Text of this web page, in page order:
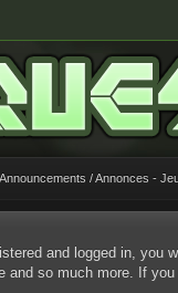
/ Annonces -
and logged in,
and so much more. If